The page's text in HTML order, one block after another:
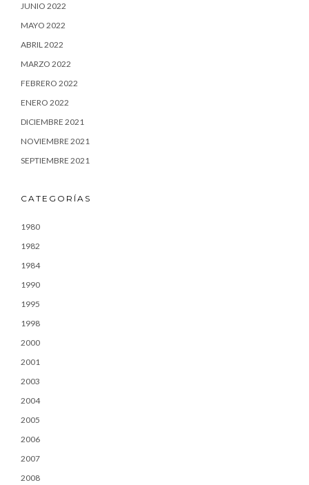
JUNIO 2022
MAYO 2022
ABRIL 2022
MARZO 2022
FEBRERO 2022
ENERO 2022
DICIEMBRE 2021
NOVIEMBRE 2021
SEPTIEMBRE 2021
CATEGORÍAS
1980
1982
1984
1990
1995
1998
2000
2001
2003
2004
2005
2006
2007
2008